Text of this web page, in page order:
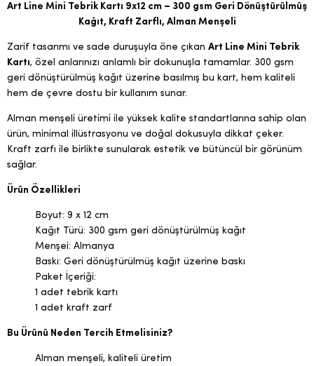
Art Line Mini Tebrik Kartı 9x12 cm – 300 gsm Geri Dönüştürülmüş
Kağıt, Kraft Zarflı, Alman Menşeli
Zarif tasarımı ve sade duruşuyla öne çıkan Art Line Mini Tebrik
Kartı, özel anlarınızı anlamlı bir dokunuşla tamamlar. 300 gsm
geri dönüştürülmüş kağıt üzerine basılmış bu kart, hem kaliteli
hem de çevre dostu bir kullanım sunar.
Alman menşeli üretimi ile yüksek kalite standartlarına sahip olan
ürün, minimal illüstrasyonu ve doğal dokusuyla dikkat çeker.
Kraft zarfı ile birlikte sunularak estetik ve bütüncül bir görünüm
sağlar.
Ürün Özellikleri
Boyut: 9 x 12 cm
Kağıt Türü: 300 gsm geri dönüştürülmüş kağıt
Menşei: Almanya
Baskı: Geri dönüştürülmüş kağıt üzerine baskı
Paket İçeriği:
1 adet tebrik kartı
1 adet kraft zarf
Bu Ürünü Neden Tercih Etmelisiniz?
Alman menşeli, kaliteli üretim